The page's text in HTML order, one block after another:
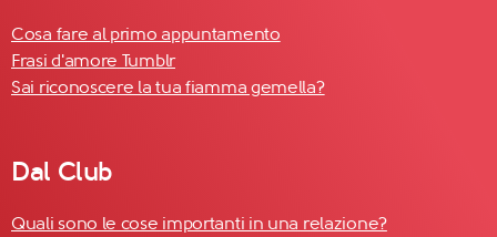
Cosa fare al primo appuntamento
Frasi d'amore Tumblr
Sai riconoscere la tua fiamma gemella?
Dal Club
Quali sono le cose importanti in una relazione?